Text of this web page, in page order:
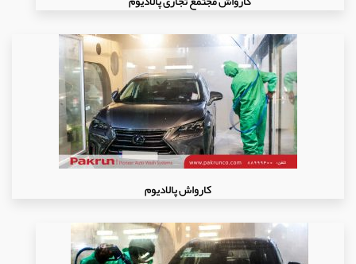
کارواش پالادیوم